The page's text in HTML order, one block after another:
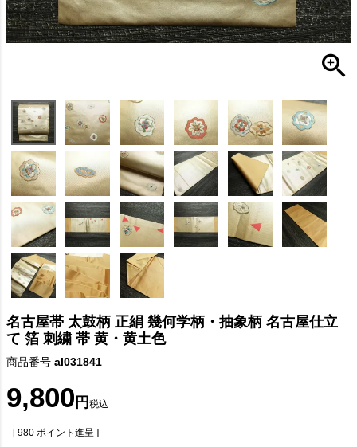
名古屋帯 太鼓柄 正絹 幾何学柄・抽象柄 名古屋仕立
て 箔 刺繍 帯 黄・黄土色
商品番号 al031841
9,800 税込
[ 980 ポイント進呈 ]